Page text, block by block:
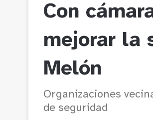
Con
mejorar la
Melón
Organizaciones
de seguridad